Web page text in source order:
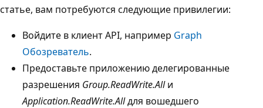
статье, вам потребуются следующие привилегии:
Войдите в клиент API, например Graph
Обозреватель.
Предоставьте приложению делегированные
разрешения Group.ReadWrite.Allи
Application.ReadWrite.Allдля вошедшего